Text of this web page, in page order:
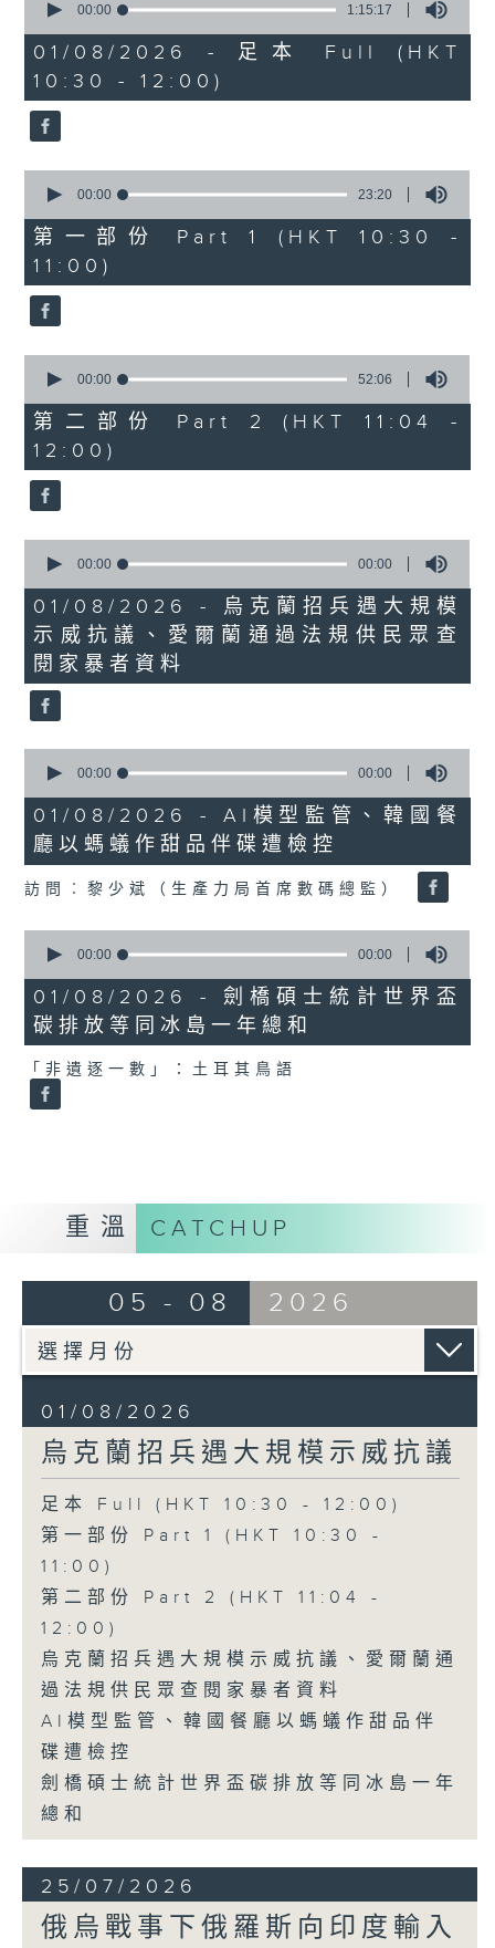
seconds
1
hour,
15
minutes,
17
seconds
00:00 1:15:17
01/08/2026 - 足本 Full (HKT
10:30 - 12:00)
seconds
23
minutes,
20
seconds
00:00 23:20
第一部份 Part 1 (HKT 10:30 -
11:00)
seconds
52
minutes,
6
seconds
00:00 52:06
第二部份 Part 2 (HKT 11:04 -
12:00)
seconds
0
seconds
00:00 00:00
01/08/2026 - 烏克蘭招兵遇大規模
示威抗議、愛爾蘭通過法規供民眾查
閱家暴者資料
seconds
0
seconds
00:00 00:00
01/08/2026 - AI模型監管、韓國餐
廳以螞蟻作甜品伴碟遭檢控
訪問︰黎少斌（生產力局首席數碼總監）
seconds
0
seconds
00:00 00:00
01/08/2026 - 劍橋碩士統計世界盃
碳排放等同冰島一年總和
「非遺逐一數」：土耳其鳥語
重溫 CATCHUP
05 - 08 2026
01/08/2026
烏克蘭招兵遇大規模示威抗議
足本 Full (HKT 10:30 - 12:00)
第一部份 Part 1 (HKT 10:30 -
11:00)
第二部份 Part 2 (HKT 11:04 -
12:00)
烏克蘭招兵遇大規模示威抗議、愛爾蘭通
過法規供民眾查閱家暴者資料
AI模型監管、韓國餐廳以螞蟻作甜品伴
碟遭檢控
劍橋碩士統計世界盃碳排放等同冰島一年
總和
25/07/2026
俄烏戰事下俄羅斯向印度輸入